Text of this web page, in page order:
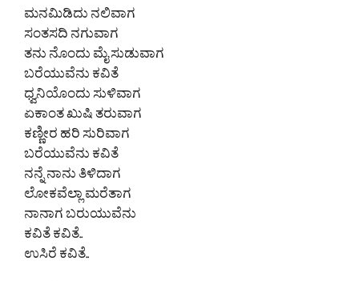
ಮನಮಿಡಿದು ನಲಿವಾಗ
ಸಂತಸದಿ ನಗುವಾಗ
ತನು ನೊಂದು ಮೈ ಸುಡುವಾಗ
ಬರೆಯುವೆನು ಕವಿತೆ
ಧ್ವನಿಯೊಂದು ಸುಳಿವಾಗ
ಏಕಾಂತ ಖುಷಿ ತರುವಾಗ
ಕಣ್ಣೀರ ಹರಿ ಸುರಿವಾಗ
ಬರೆಯುವೆನು ಕವಿತೆ
ನನ್ನೆ ನಾನು ತಿಳಿದಾಗ
ಲೋಕವೆಲ್ಲಾ ಮರೆತಾಗ
ನಾನಾಗ ಬರುಯುವೆನು
ಕವಿತೆ ಕವಿತೆ..
ಉಸಿರೆ ಕವಿತೆ..